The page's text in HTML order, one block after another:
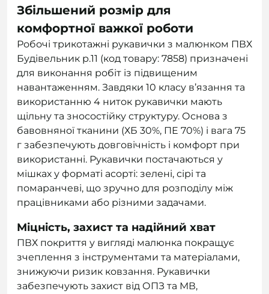
Збільшений розмір для
комфортної важкої роботи
Робочі трикотажні рукавички з малюнком ПВХ
Будівельник р.11 (код товару: 7858) призначені
для виконання робіт із підвищеним
навантаженням. Завдяки 10 класу в’язання та
використанню 4 ниток рукавички мають
щільну та зносостійку структуру. Основа з
бавовняної тканини (ХБ 30%, ПЕ 70%) і вага 75
г забезпечують довговічність і комфорт при
використанні. Рукавички постачаються у
мішках у форматі асорті: зелені, сірі та
помаранчеві, що зручно для розподілу між
працівниками або різними задачами.
Міцність, захист та надійний хват
ПВХ покриття у вигляді малюнка покращує
зчеплення з інструментами та матеріалами,
знижуючи ризик ковзання. Рукавички
забезпечують захист від ОПЗ та МВ,